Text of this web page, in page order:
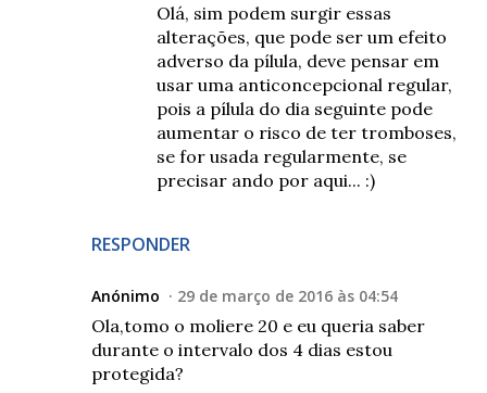
RESPONDER
Olá, sim podem surgir essas
alterações, que pode ser um efeito
adverso da pílula, deve pensar em
usar uma anticoncepcional regular,
pois a pílula do dia seguinte pode
aumentar o risco de ter tromboses,
se for usada regularmente, se
precisar ando por aqui... :)
Anónimo 29 de março de 2016 às 04:54
Ola,tomo o moliere 20 e eu queria saber
durante o intervalo dos 4 dias estou
protegida?